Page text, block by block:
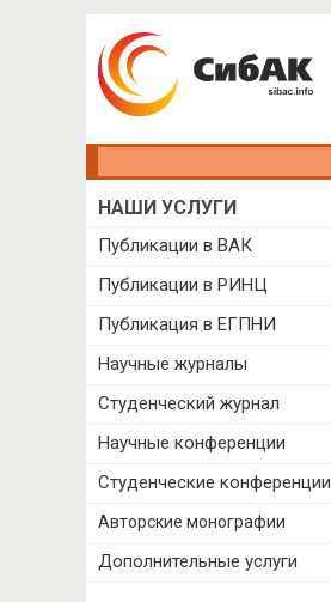
НАШИ УСЛУГИ
Публикации в ВАК
Публикации в РИНЦ
Публикация в ЕГПНИ
Научные журналы
Студенческий журнал
Научные конференции
Студенческие конференции
Авторские монографии
Дополнительные услуги